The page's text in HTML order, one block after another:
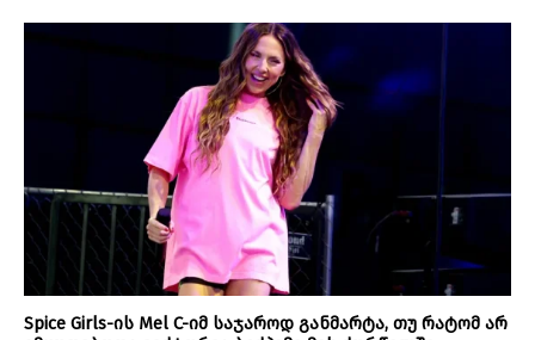
Spice Girls-ის Mel C-იმ საჯაროდ განმარტა, თუ რატომ არ